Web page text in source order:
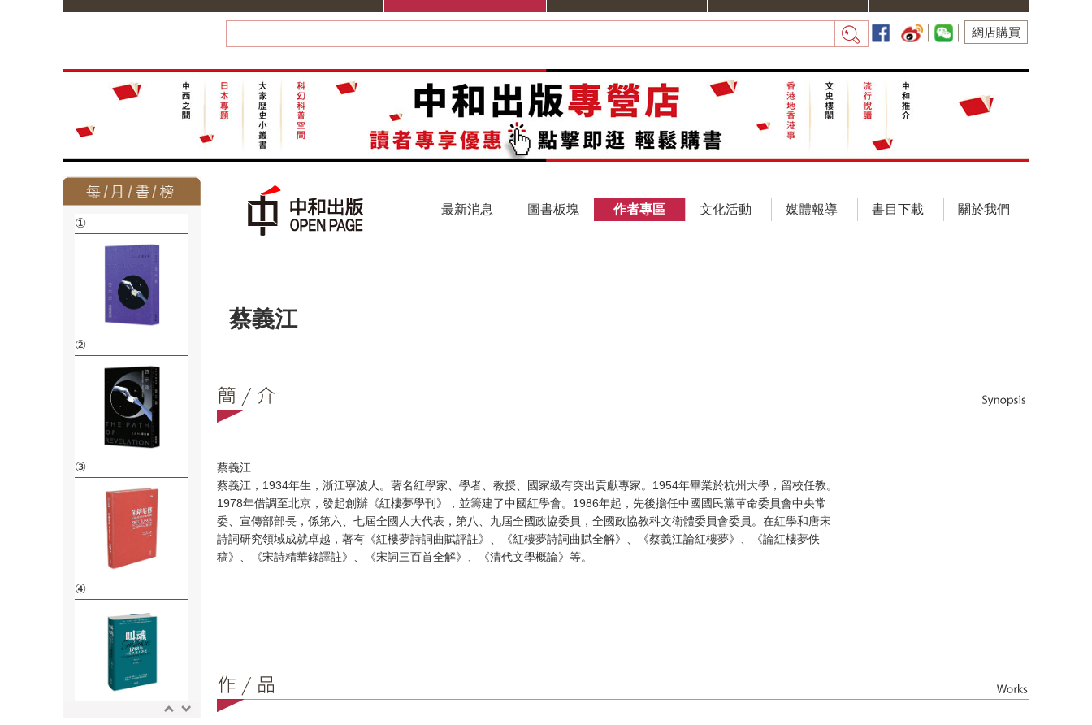
網店購買
①
②
③
④
最新消息 圖書板塊 作者專區 文化活動 媒體報導 書目下載 關於我們
蔡義江
蔡義江
蔡義江，1934年生，浙江寧波人。著名紅學家、學者、教授、國家級有突出貢獻專家。1954年畢業於杭州大學，留校任教。
1978年借調至北京，發起創辦《紅樓夢學刊》，並籌建了中國紅學會。1986年起，先後擔任中國國民黨革命委員會中央常
委、宣傳部部長，係第六、七屆全國人大代表，第八、九屆全國政協委員，全國政協教科文衛體委員會委員。在紅學和唐宋
詩詞研究領域成就卓越，著有《紅樓夢詩詞曲賦評註》、《紅樓夢詩詞曲賦全解》、《蔡義江論紅樓夢》、《論紅樓夢佚
稿》、《宋詩精華錄譯註》、《宋詞三百首全解》、《清代文學概論》等。